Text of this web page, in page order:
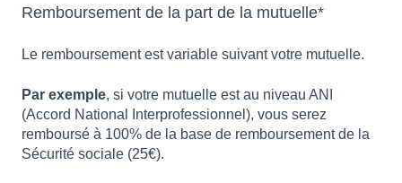
Remboursement de la part de la mutuelle*
Le remboursement est variable suivant votre mutuelle.
Par exemple, si votre mutuelle est au niveau ANI
(Accord National Interprofessionnel), vous serez
remboursé à 100% de la base de remboursement de la
Sécurité sociale (25€).